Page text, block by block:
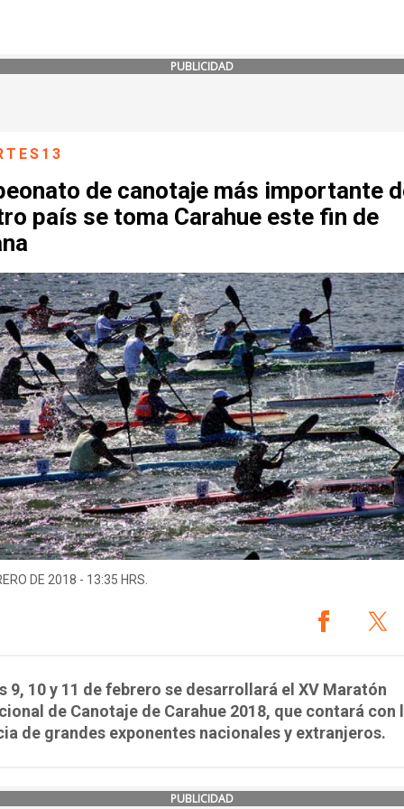
PUBLICIDAD
de canotaje más importante
país se toma Carahue este fin de
DE 2018 - 13:35 HRS.
9, 10 y 11 de febrero se desarrollará el XV Maratón
de Canotaje de Carahue 2018, que contará con
de grandes exponentes nacionales y extranjeros.
PUBLICIDAD